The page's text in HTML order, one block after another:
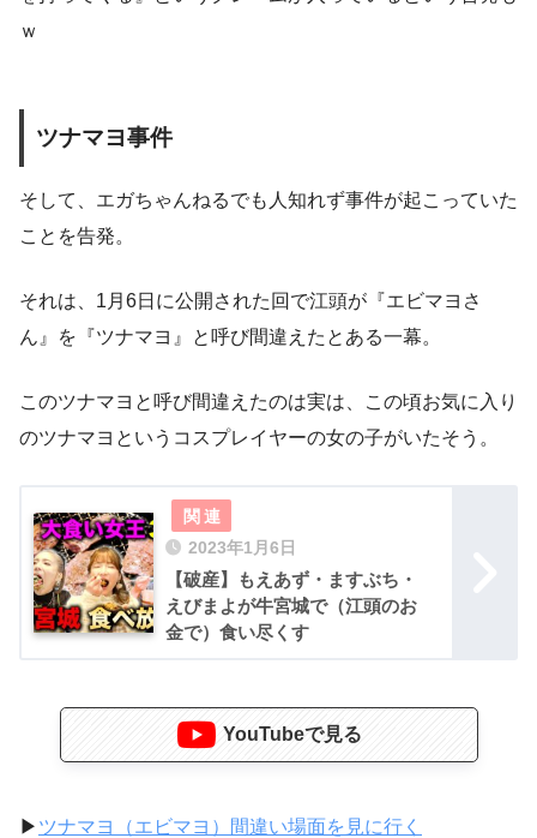
ｗ
ツナマヨ事件
そして、エガちゃんねるでも人知れず事件が起こっていた
ことを告発。
それは、1月6日に公開された回で江頭が『エビマヨさ
ん』を『ツナマヨ』と呼び間違えたとある一幕。
このツナマヨと呼び間違えたのは実は、この頃お気に入り
のツナマヨというコスプレイヤーの女の子がいたそう。
2023年1月6日
【破産】もえあず・ますぶち・
えびまよが牛宮城で（江頭のお
金で）食い尽くす
YouTubeで見る
▶ ツナマヨ（エビマヨ）間違い場面を見に行く